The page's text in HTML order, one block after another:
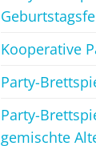
Kooperative
Party-
Party-
gemischte